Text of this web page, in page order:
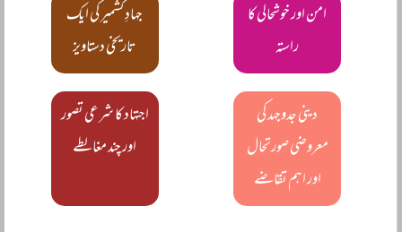
امن اور خوشحالی کا
راستہ
جہادِ کشمیر کی ایک
تاریخی دستاویز
دینی جدوجہد کی
معروضی صورتحال
اور اہم تقاضے
اجتہاد کا شرعی تصور
اور چند مغالطے